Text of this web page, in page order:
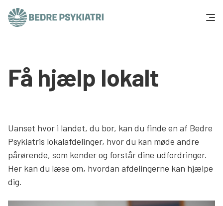
Tal og fakta
Vær med
Presse og politik
Få hjælp lokalt
Uanset hvor i landet, du bor, kan du finde en af Bedre
Psykiatris lokalafdelinger, hvor du kan møde andre
pårørende, som kender og forstår dine udfordringer.
Her kan du læse om, hvordan afdelingerne kan hjælpe
dig.